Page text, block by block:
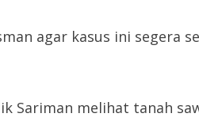
agar kasus ini segera
Sariman melihat tanah